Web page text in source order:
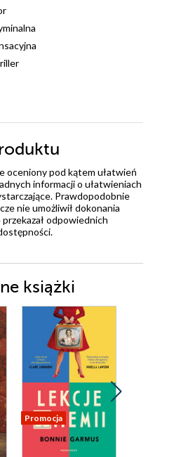
oceniony pod kątem ułatwień
informacji o ułatwieniach
Prawdopodobnie
nie umożliwił dokonania
odpowiednich
książki
Promocja